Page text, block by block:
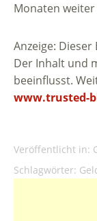
Monaten
Anzeige:
Der Inhalt und
beeinflusst.
www.trusted-
Veröffentlicht in:
Schlagwörter: